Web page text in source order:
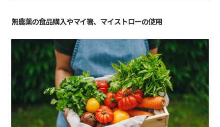
無農薬の食品購入やマイ箸、マイストローの使用